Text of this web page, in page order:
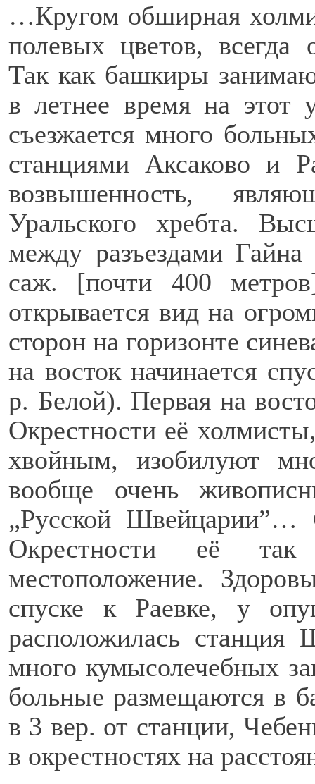
…Кругом обширная
полевых цветов, всегда
Так как башкиры
в летнее время на этот
съезжается много
станциями Аксаково и
возвышенность,
Уральского хребта.
между разъездами
саж. [почти 400
открывается вид на
сторон на горизонте
на восток начинается
р. Белой). Первая на
Окрестности её
хвойным, изобилуют
вообще очень
„Русской Швейцарии”…
Окрестности её
местоположение.
спуске к Раевке, у
расположилась станция
много кумысолечебных
больные размещаются в
в 3 вер. от станции,
в окрестностях на